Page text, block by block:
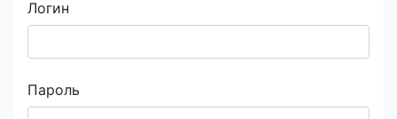
Логин
Пароль